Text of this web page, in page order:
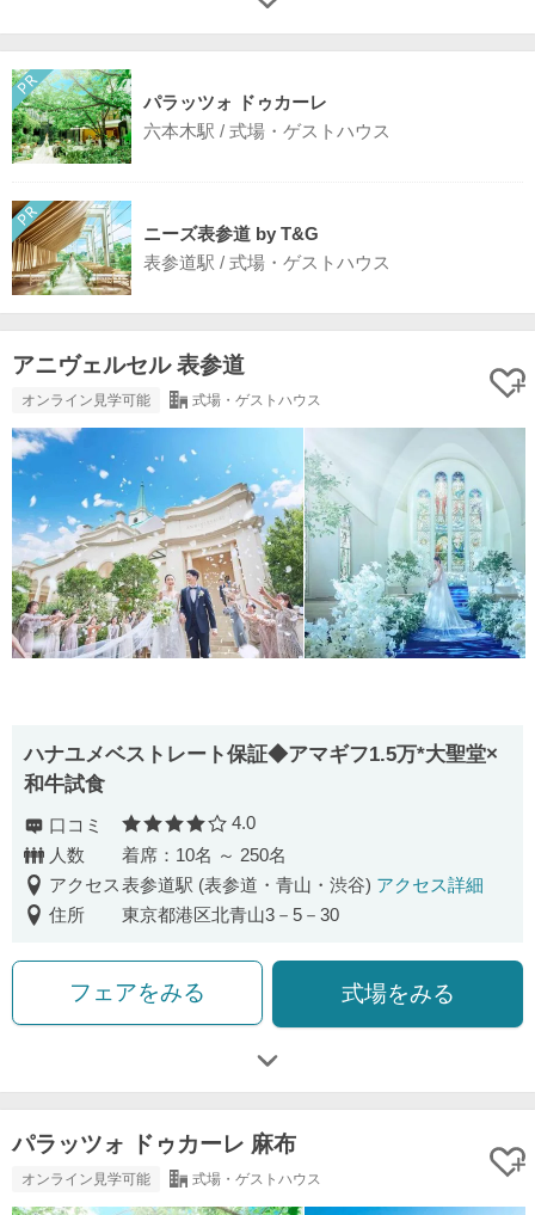
パラッツォ ドゥカーレ
六本木駅 / 式場・ゲストハウス
ニーズ表参道 by T&G
表参道駅 / 式場・ゲストハウス
アニヴェルセル 表参道
オンライン見学可能 式場・ゲストハウス
ハナユメベストレート保証◆アマギフ1.5万*大聖堂×
和牛試食
口コミ 口コミ評価
4.0
人数
着席：10名 ～ 250名
アクセス表参道駅 (表参道・青山・渋谷) アクセス詳細
住所
東京都港区北青山3－5－30
フェアをみる 式場をみる
パラッツォ ドゥカーレ 麻布
オンライン見学可能 式場・ゲストハウス